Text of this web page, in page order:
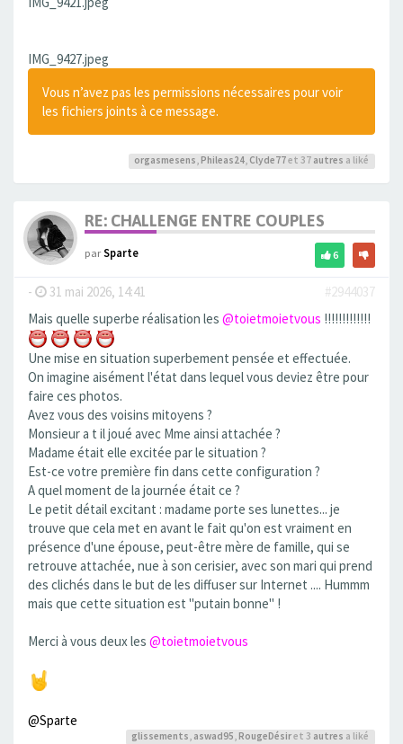
IMG_9427.jpeg
Vous n’avez pas les permissions nécessaires pour voir
les fichiers joints à ce message.
orgasmesens, Phileas24, Clyde77et 37 autres a liké
RE: CHALLENGE ENTRE COUPLES
parSparte 6
- 31 mai 2026, 14:41
#2944037
Mais quelle superbe réalisation les @toietmoietvous !!!!!!!!!!!!!
Une mise en situation superbement pensée et effectuée.
On imagine aisément l'état dans lequel vous deviez être pour
faire ces photos.
Avez vous des voisins mitoyens ?
Monsieur a t il joué avec Mme ainsi attachée ?
Madame était elle excitée par le situation ?
Est-ce votre première fin dans cette configuration ?
A quel moment de la journée était ce ?
Le petit détail excitant : madame porte ses lunettes... je
trouve que cela met en avant le fait qu'on est vraiment en
présence d'une épouse, peut-être mère de famille, qui se
retrouve attachée, nue à son cerisier, avec son mari qui prend
des clichés dans le but de les diffuser sur Internet .... Hummm
mais que cette situation est "putain bonne" !
Merci à vous deux les @toietmoietvous
@Sparte
glissements, aswad95, RougeDésiret 3 autres a liké